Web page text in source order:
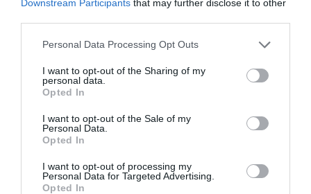
Downstream Participants that may further disclose it to other
Personal Data Processing Opt Outs
I want to opt-out of the Sharing of my
personal data.
Opted In
I want to opt-out of the Sale of my
Personal Data.
Opted In
I want to opt-out of processing my
Personal Data for Targeted Advertising.
Opted In